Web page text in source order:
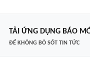
TẢI ỨNG DỤNG BÁO
ĐỂ KHÔNG BỎ SÓT TIN TỨC